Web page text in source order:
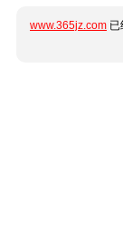
www.365jz.com